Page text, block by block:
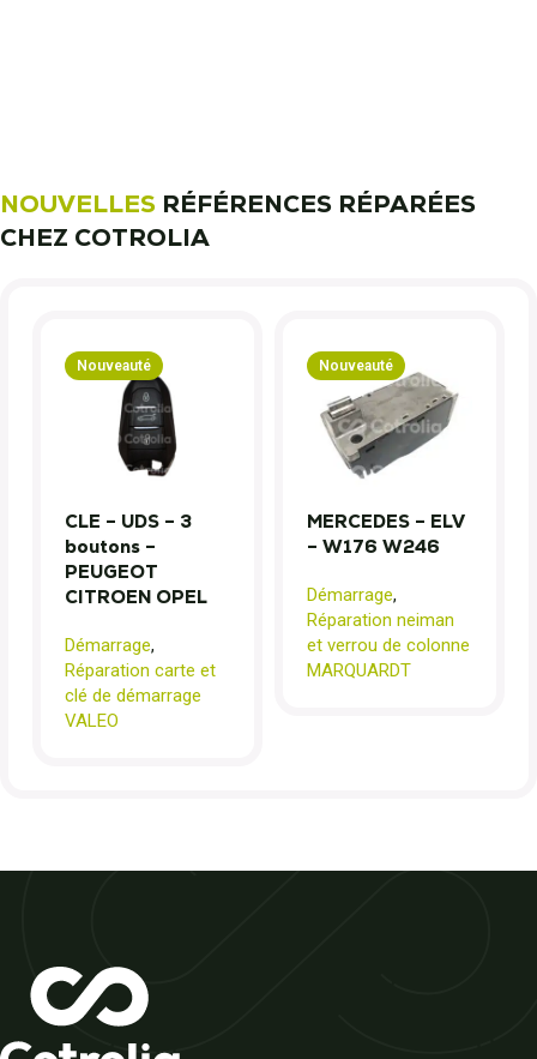
NOUVELLES RÉFÉRENCES RÉPARÉES
CHEZ COTROLIA
Nouveauté
CLE – UDS – 3
boutons –
PEUGEOT
CITROEN OPEL
Démarrage,
Réparation carte et
clé de démarrage
VALEO
Nouveauté
MERCEDES – ELV
– W176 W246
Démarrage,
Réparation neiman
et verrou de colonne
MARQUARDT